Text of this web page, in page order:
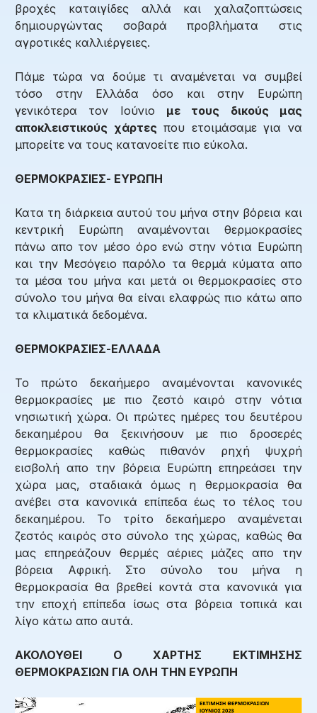
βροχές καταιγίδες αλλά και χαλαζοπτώσεις
δημιουργώντας σοβαρά προβλήματα στις
αγροτικές καλλιέργειες.
Πάμε τώρα να δούμε τι αναμένεται να συμβεί
τόσο στην Ελλάδα όσο και στην Ευρώπη
γενικότερα τον Ιούνιο με τους δικούς μας
αποκλειστικούς χάρτεςπου ετοιμάσαμε για να
μπορείτε να τους κατανοείτε πιο εύκολα.
ΘΕΡΜΟΚΡΑΣΙΕΣ- ΕΥΡΩΠΗ
Κατα τη διάρκεια αυτού του μήνα στην βόρεια και
κεντρική Ευρώπη αναμένονται θερμοκρασίες
πάνω απο τον μέσο όρο ενώ στην νότια Ευρώπη
και την Μεσόγειο παρόλο τα θερμά κύματα απο
τα μέσα του μήνα και μετά οι θερμοκρασίες στο
σύνολο του μήνα θα είναι ελαφρώς πιο κάτω απο
τα κλιματικά δεδομένα.
ΘΕΡΜΟΚΡΑΣΙΕΣ-ΕΛΛΑΔΑ
Το πρώτο δεκαήμερο αναμένονται κανονικές
θερμοκρασίες με πιο ζεστό καιρό στην νότια
νησιωτική χώρα. Οι πρώτες ημέρες του δευτέρου
δεκαημέρου θα ξεκινήσουν με πιο δροσερές
θερμοκρασίες καθώς πιθανόν ρηχή ψυχρή
εισβολή απο την βόρεια Ευρώπη επηρεάσει την
χώρα μας, σταδιακά όμως η θερμοκρασία θα
ανέβει στα κανονικά επίπεδα έως το τέλος του
δεκαημέρου. Το τρίτο δεκαήμερο αναμένεται
ζεστός καιρός στο σύνολο της χώρας, καθώς θα
μας επηρεάζουν θερμές αέριες μάζες απο την
βόρεια Αφρική. Στο σύνολο του μήνα η
θερμοκρασία θα βρεθεί κοντά στα κανονικά για
την εποχή επίπεδα ίσως στα βόρεια τοπικά και
λίγο κάτω απο αυτά.
ΑΚΟΛΟΥΘΕΙ Ο ΧΑΡΤΗΣ ΕΚΤΙΜΗΣΗΣ
ΘΕΡΜΟΚΡΑΣΙΩΝ ΓΙΑ ΟΛΗ ΤΗΝ ΕΥΡΩΠΗ